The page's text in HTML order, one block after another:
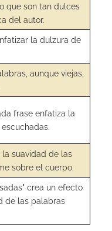
que son tan dulces
del autor.
la dulzura de
aunque viejas,
frase enfatiza la
la suavidad de las
sobre el cuerpo.
crea un efecto
de las palabras